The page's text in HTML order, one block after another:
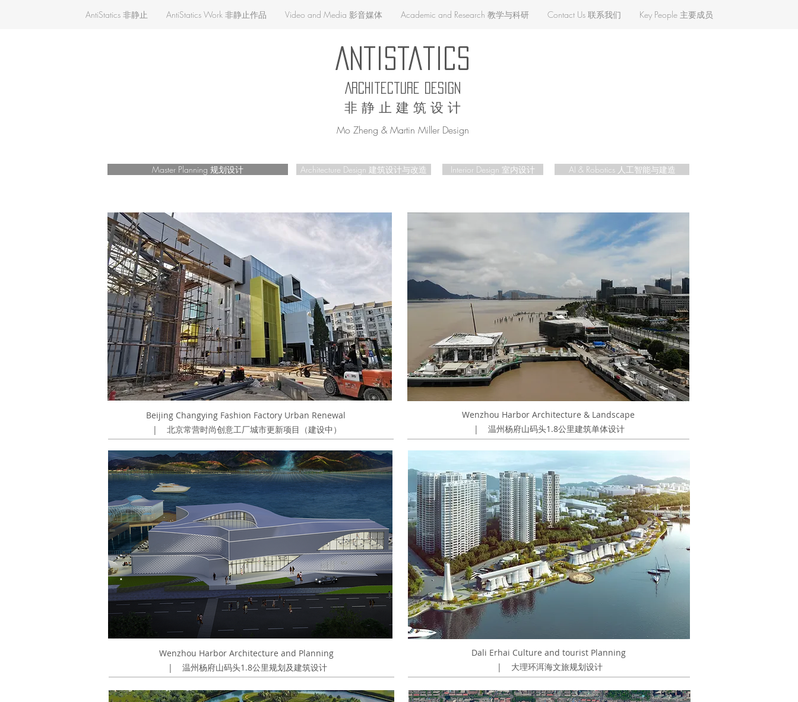
AntiStatics 非静止 AntiStatics Work 非静止作品 Video and Media 影音媒体 Academic and Research 教学与科研 Contact Us 联系我们 Key People 主要成员
AntiStatics
Architecture Design
非 静 止 建 筑 设 计
Mo Zheng & Martin Miller Design
Master Planning 规划设计 Architecture Design 建筑设计与改造 Interior Design 室内设计 AI & Robotics 人工智能与建造
Beijing Changying Fashion Factory Urban Renewal
| 北京常营时尚创意工厂城市更新项目（建设中）
Wenzhou Harbor Architecture and Planning
| 温州杨府山码头1.8公里规划及建筑设计
Wenzhou Harbor Architecture & Landscape
| 温州杨府山码头1.8公里建筑单体设计
Dali Erhai Culture and tourist Planning
| 大理环洱海文旅规划设计